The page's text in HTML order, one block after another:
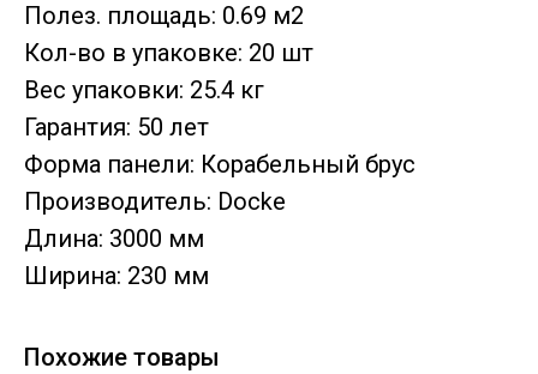
Полез. площадь: 0.69 м2
Кол-во в упаковке: 20 шт
Вес упаковки: 25.4 кг
Гарантия: 50 лет
Форма панели: Корабельный брус
Производитель: Docke
Длина: 3000 мм
Ширина: 230 мм
Похожие товары